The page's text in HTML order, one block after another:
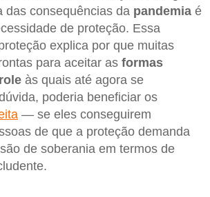
das consequências da pandemia é
de proteção. Essa
explica por que muitas
para aceitar as formas
às quais até agora se
poderia beneficiar os
— se eles conseguirem
de que a proteção demanda
de soberania em termos de